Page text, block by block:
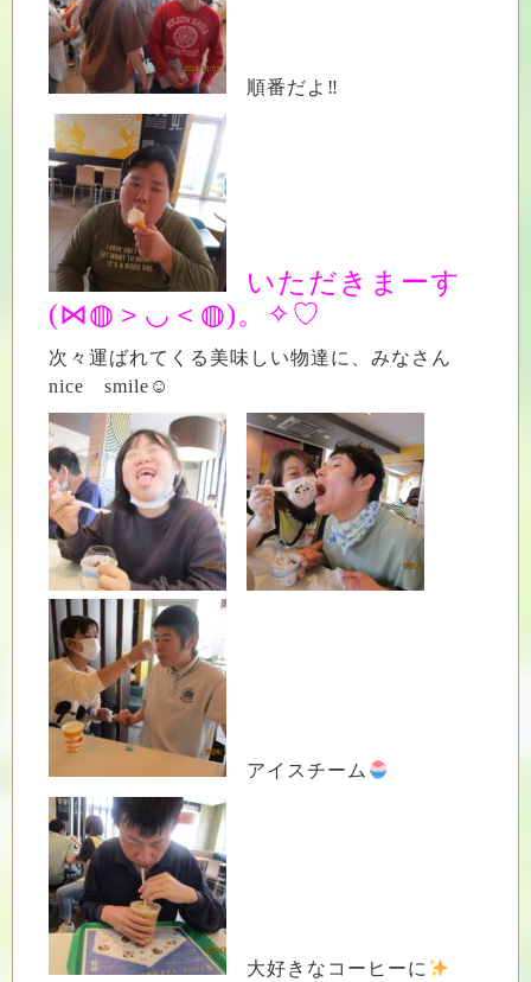
順番だよ‼
いただきまーす
(⋈◍＞◡＜◍)。✧♡
次々運ばれてくる美味しい物達に、みなさん
nice smile☺
アイスチーム
大好きなコーヒーに